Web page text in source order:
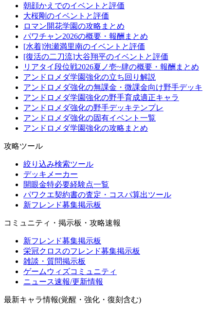
朝顔かえでのイベントと評価
大桜剛のイベントと評価
ロマン開花学園の攻略まとめ
パワチャン2026の概要・報酬まとめ
[水着]泡瀬満里南のイベントと評価
[復活の二刀流]大谷翔平のイベントと評価
リアタイ段位戦2026夏ノ壱~肆の概要・報酬まとめ
アンドロメダ学園強化の立ち回り解説
アンドロメダ強化の無課金・微課金向け野手デッキ
アンドロメダ学園強化の野手育成適正キャラ
アンドロメダ強化の野手デッキテンプレ
アンドロメダ強化の固有イベント一覧
アンドロメダ学園強化の攻略まとめ
攻略ツール
絞り込み検索ツール
デッキメーカー
開眼金特必要経験点一覧
パワクエ契約書の査定・コスパ算出ツール
新フレンド募集掲示板
コミュニティ・掲示板・攻略速報
新フレンド募集掲示板
栄冠クロスのフレンド募集掲示板
雑談・質問掲示板
ゲームウィズコミュニティ
ニュース速報/更新情報
最新キャラ情報(覚醒・強化・復刻含む)